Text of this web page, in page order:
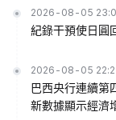
2026-08-05
紀錄干預使日圓
2026-08-05
巴西央行連續第
新數據顯示經濟